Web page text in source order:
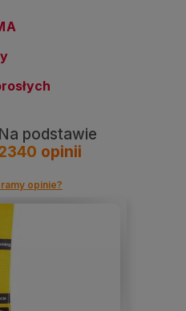
Na podstawie
opinii
opinie?